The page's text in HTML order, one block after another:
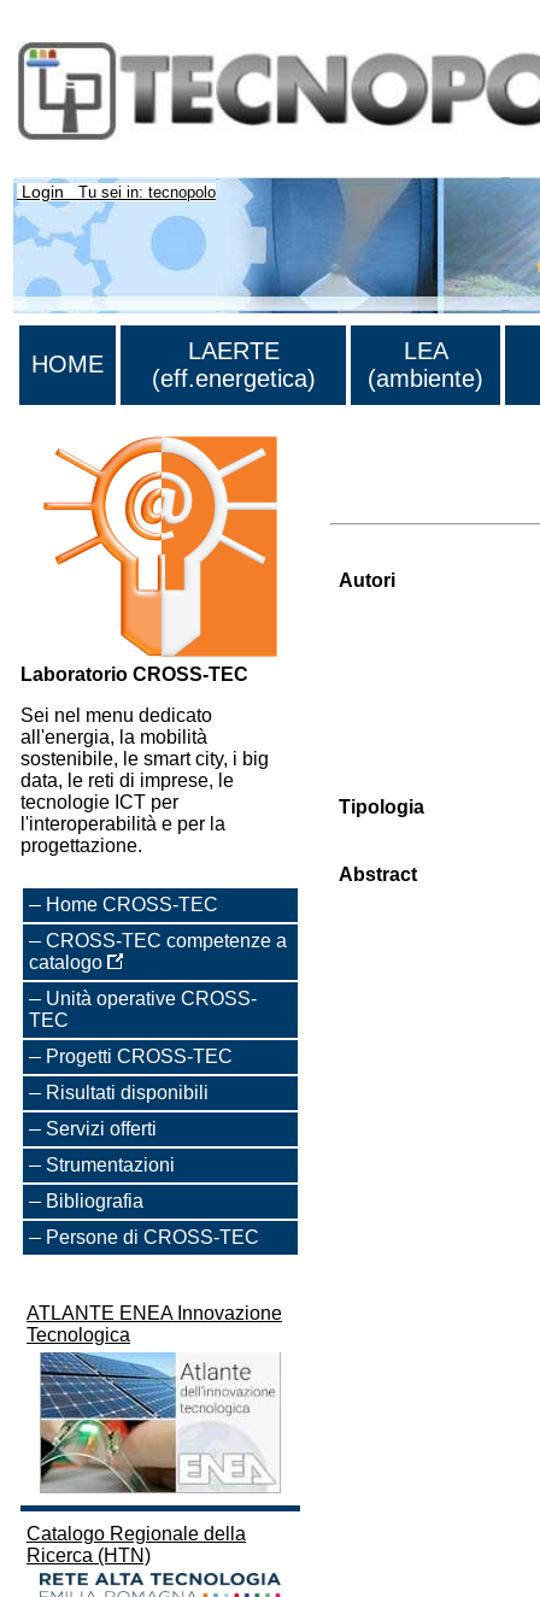
Login Tu sei in: tecnopolo
HOME
LAERTE
(eff.energetica)
LEA
(ambiente)
Laboratorio CROSS-TEC
Sei nel menu dedicato
all'energia, la mobilità
sostenibile, le smart city, i big
data, le reti di imprese, le
tecnologie ICT per
l'interoperabilità e per la
progettazione.
Home CROSS-TEC
CROSS-TEC competenze a
catalogo
Unità operative CROSS-
TEC
Progetti CROSS-TEC
Risultati disponibili
Servizi offerti
Strumentazioni
Bibliografia
Persone di CROSS-TEC
ATLANTE ENEA Innovazione
Tecnologica
Catalogo Regionale della
Ricerca (HTN)
Autori
Tipologia
Abstract